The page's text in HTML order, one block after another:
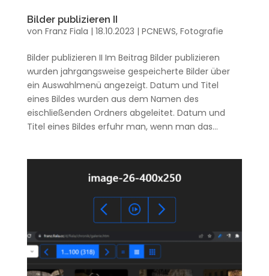
Bilder publizieren II
von Franz Fiala | 18.10.2023 | PCNEWS, Fotografie
Bilder publizieren II Im Beitrag Bilder publizieren
wurden jahrgangsweise gespeicherte Bilder über
ein Auswahlmenü angezeigt. Datum und Titel
eines Bildes wurden aus dem Namen des
eischließenden Ordners abgeleitet. Datum und
Titel eines Bildes erfuhr man, wenn man das...